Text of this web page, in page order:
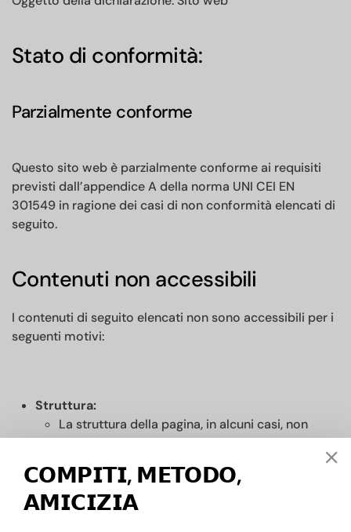
Stato di conformità:
Parzialmente conforme
Questo sito web è parzialmente conforme ai requisiti
previsti dall’appendice A della norma UNI CEI EN
301549 in ragione dei casi di non conformità elencati di
seguito.
Contenuti non accessibili
I contenuti di seguito elencati non sono accessibili per i
seguenti motivi:
Struttura:
La struttura della pagina, in alcuni casi, non
risulta sempre conforme alle linee guida di
Alcuni elementi potrebbero non avere
un’etichetta testuale accessibile per gli utenti
𝗖𝗢𝗠𝗣𝗜𝗧𝗜, 𝗠𝗘𝗧𝗢𝗗𝗢,
𝗔𝗠𝗜𝗖𝗜𝗭𝗜𝗔